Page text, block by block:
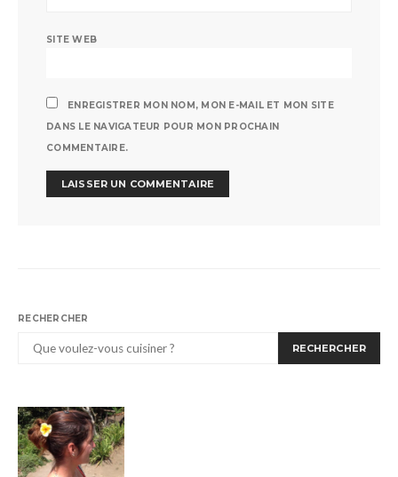
SITE WEB
ENREGISTRER MON NOM, MON E-MAIL ET MON SITE
DANS LE NAVIGATEUR POUR MON PROCHAIN
COMMENTAIRE.
RECHERCHER
RECHERCHER